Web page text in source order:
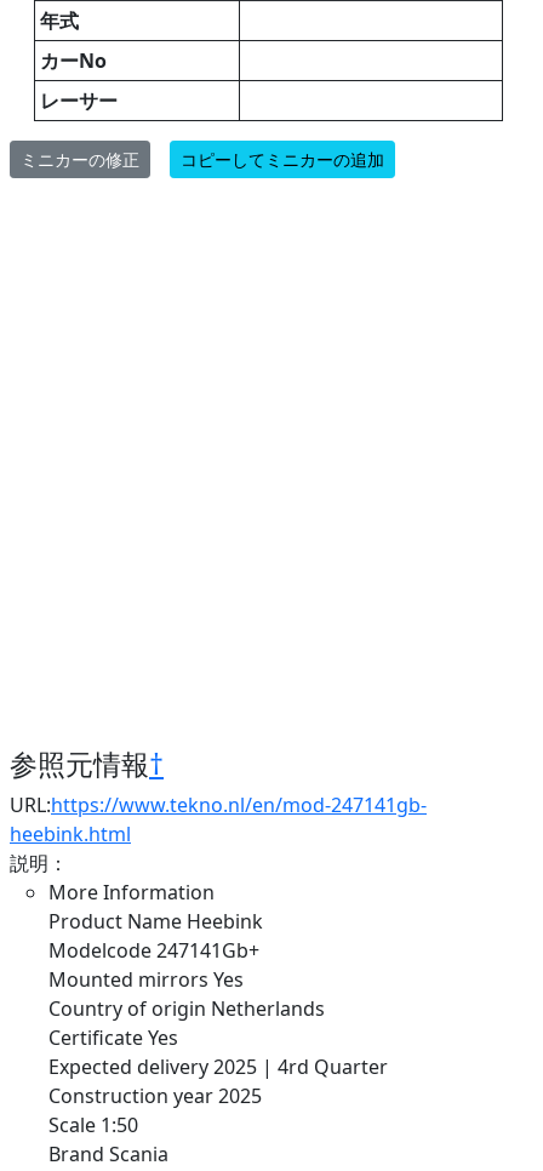
年式
カーNo
レーサー
ミニカーの修正 コピーしてミニカーの追加
参照元情報†
URL:https://www.tekno.nl/en/mod-247141gb-
heebink.html
説明：
More Information
Product Name Heebink
Modelcode 247141Gb+
Mounted mirrors Yes
Country of origin Netherlands
Certificate Yes
Expected delivery 2025 | 4rd Quarter
Construction year 2025
Scale 1:50
Brand Scania